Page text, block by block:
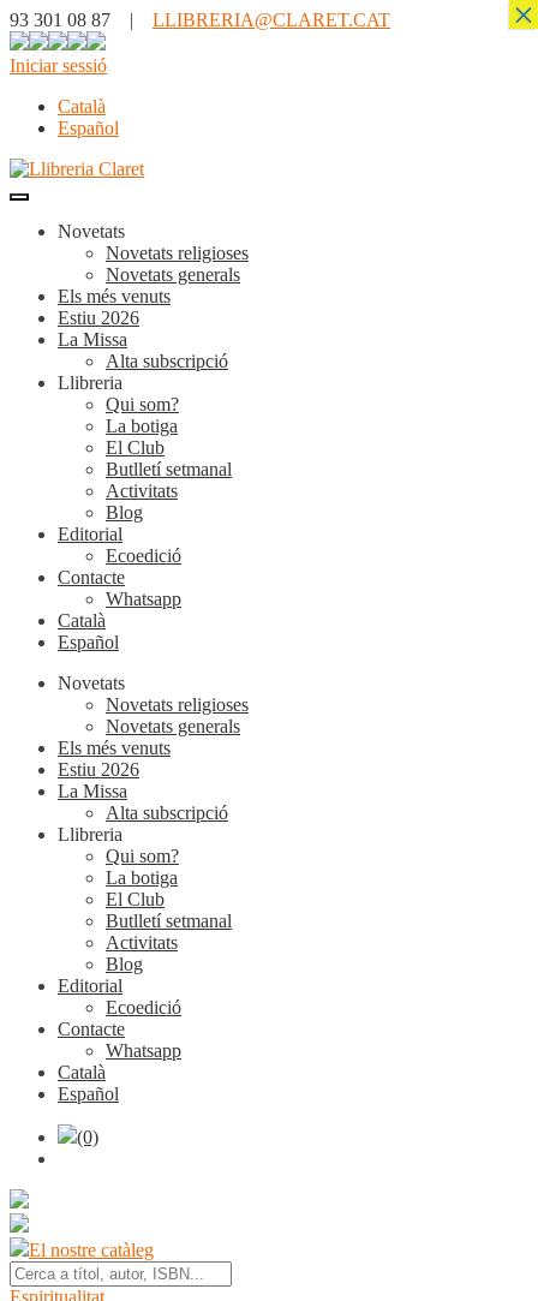
93 301 08 87 | LLIBRERIA@CLARET.CAT
Iniciar sessió
Català
Español
Novetats
Novetats religioses
Novetats generals
Els més venuts
Estiu 2026
La Missa
Alta subscripció
Llibreria
Qui som?
La botiga
El Club
Butlletí setmanal
Activitats
Blog
Editorial
Ecoedició
Contacte
Whatsapp
Català
Español
Novetats
Novetats religioses
Novetats generals
Els més venuts
Estiu 2026
La Missa
Alta subscripció
Llibreria
Qui som?
La botiga
El Club
Butlletí setmanal
Activitats
Blog
Editorial
Ecoedició
Contacte
Whatsapp
Català
Español
(0)
El nostre catàleg
Espiritualitat
×